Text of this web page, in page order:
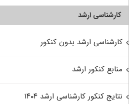
کارشناسی ارشد
کارشناسی ارشد بدون کنکور
منابع کنکور ارشد
نتایج کنکور کارشناسی ارشد ۱۴۰۴